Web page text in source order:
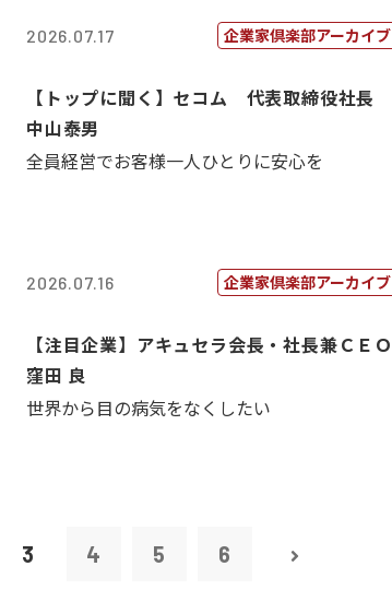
2026.07.17 企業家倶楽部アーカイブ
【トップに聞く】セコム 代表取締役社長
中山泰男
全員経営でお客様一人ひとりに安心を
2026.07.16 企業家倶楽部アーカイブ
【注目企業】アキュセラ会長・社長兼ＣＥＯ
窪田 良
世界から目の病気をなくしたい
3 4 5 6